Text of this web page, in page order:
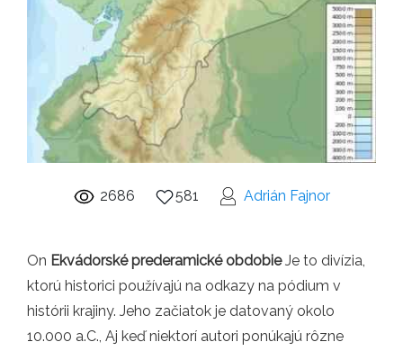
2686 581 Adrián Fajnor
On Ekvádorské prederamické obdobieJe to divízia,
ktorú historici používajú na odkazy na pódium v ​​
histórii krajiny. Jeho začiatok je datovaný okolo
10.000 a.C., Aj keď niektorí autori ponúkajú rôzne